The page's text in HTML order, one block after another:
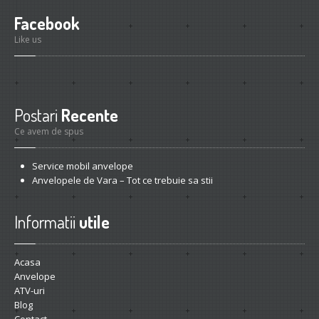
Facebook
Like us
Postari Recente
Ce avem de spus
Service mobil anvelope
Anvelopele de Vara – Tot ce trebuie sa stii
Informatii utile
Acasa
Anvelope
ATV-uri
Blog